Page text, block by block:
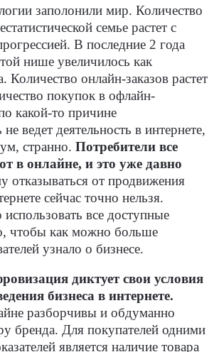
заполонили мир. Количество
семье растет с
В последние 2 года
нише увеличилось как
онлайн-заказов растет
покупок в офлайн-
какой-то причине
ведет деятельность в интернете,
странно. Потребители все
в онлайне, и это уже давно
отказываться от продвижения
сейчас точно нельзя.
все доступные
чтобы как можно больше
узнало о бизнесе.
диктует свои условия
бизнеса в интернете.
разборчивы и обдуманно
бренда. Для покупателей одними
является наличие товара